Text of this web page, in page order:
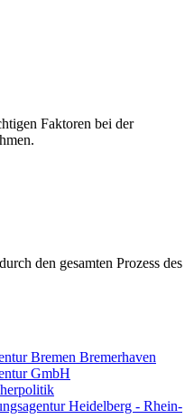
Faktoren bei der
den gesamten Prozess des